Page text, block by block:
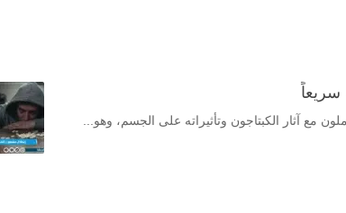
مع آثار الكبتاجون وتأثيراته على الجسم، وهو...